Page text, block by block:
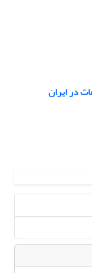
در ایران